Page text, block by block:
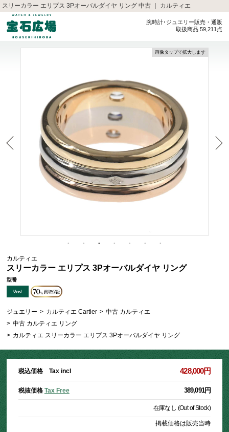
スリーカラー エリプス 3Pオーバルダイヤ リング 中古 ｜ カルティエ
腕時計･ジュエリー販売・通販
取扱商品 59,211点
画像タップで拡大します
カルティエ
スリーカラー エリプス 3Pオーバルダイヤ リング
型番
ジュエリー > カルティエ Cartier > 中古 カルティエ
> 中古 カルティエ リング
> カルティエ スリーカラー エリプス 3Pオーバルダイヤ リング
税込価格 Tax incl 428,000円
税抜価格 Tax Free 389,091円
在庫なし (Out of Stock)
掲載価格は販売当時